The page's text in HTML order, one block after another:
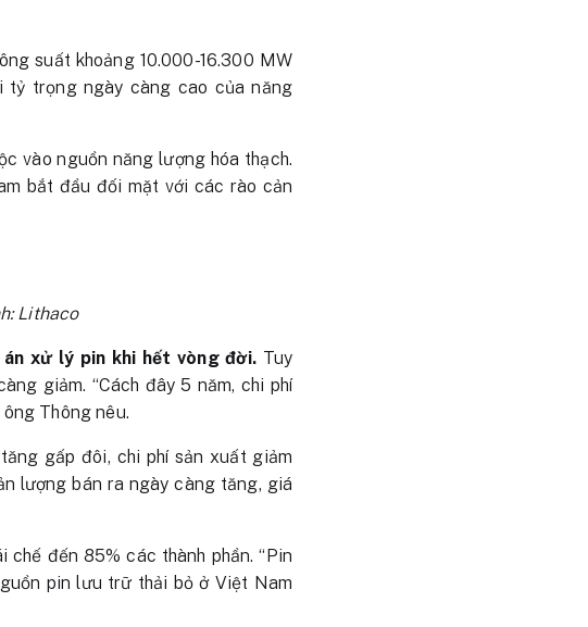
suất khoảng 10.000-16.300 MW
tỷ trọng ngày càng cao của năng
vào nguồn năng lượng hóa thạch.
bắt đầu đối mặt với các rào cản
Lithaco
án xử lý pin khi hết vòng đời. Tuy
giảm. “Cách đây 5 năm, chi phí
Thông nêu.
gấp đôi, chi phí sản xuất giảm
lượng bán ra ngày càng tăng, giá
đến 85% các thành phần. “Pin
pin lưu trữ thải bỏ ở Việt Nam